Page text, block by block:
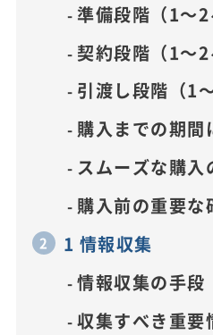
準備段階（1～2
契約段階（1～2
引渡し段階（1
購入までの期間
スムーズな購入
購入前の重要な
1 情報収集
情報収集の手段
収集すべき重要